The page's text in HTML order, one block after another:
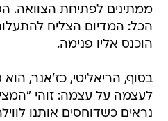
ממתינים לפתיחת הצוואה.
הכל: המדיום הצליח
הוכנס אליו פנימה.
בסוף, הריאליטי, כז'אנר,
לעצמה על עצמה: זוהי
נראים כשדוחסים אותנו